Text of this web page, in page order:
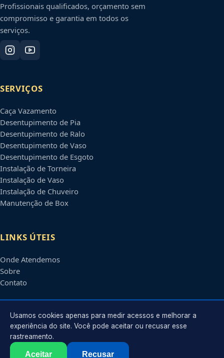
Profissionais qualificados, orçamento sem
compromisso e garantia em todos os
serviços.
SERVIÇOS
Caça Vazamento
Desentupimento de Pia
Desentupimento de Ralo
Desentupimento de Vaso
Desentupimento de Esgoto
Instalação de Torneira
Instalação de Vaso
Instalação de Chuveiro
Manutenção de Box
LINKS ÚTEIS
Onde Atendemos
Sobre
Contato
CONTATO
Atendimento em
contato@encanadorempontagrossa.com.br
Usamos cookies apenas para medir acessos e melhorar a
experiência do site. Você pode aceitar ou recusar esse
rastreamento.
Aceitar Recusar